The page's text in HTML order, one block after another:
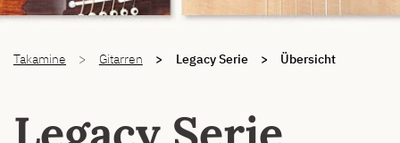
Takamine Gitarren Legacy Serie Übersicht